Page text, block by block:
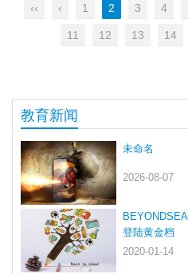
‹‹ ‹ 1 2 3 4
11 12 13 14
教育新闻
未命名
2026-08-07
登陆黄金档
2020-01-14